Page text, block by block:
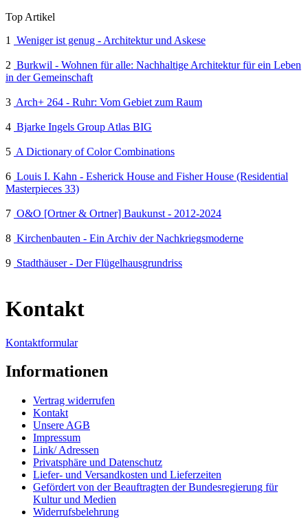
Top Artikel
1
Weniger ist genug - Architektur und Askese
2 Burkwil - Wohnen für alle: Nachhaltige Architektur für ein Leben
in der Gemeinschaft
3 Arch+ 264 - Ruhr: Vom Gebiet zum Raum
4 Bjarke Ingels Group Atlas BIG
5 A Dictionary of Color Combinations
6 Louis I. Kahn - Esherick House and Fisher House (Residential
Masterpieces 33)
7 O&O [Ortner & Ortner] Baukunst - 2012-2024
8 Kirchenbauten - Ein Archiv der Nachkriegsmoderne
9 Stadthäuser - Der Flügelhausgrundriss
Kontakt
Kontaktformular
Informationen
Vertrag widerrufen
Kontakt
Unsere AGB
Impressum
Link/ Adressen
Privatsphäre und Datenschutz
Liefer- und Versandkosten und Lieferzeiten
Gefördert von der Beauftragten der Bundesregierung für
Kultur und Medien
Widerrufsbelehrung